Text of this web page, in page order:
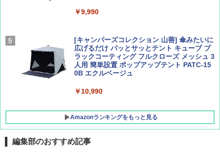
￥1,760
￥1,540
￥9,990
[キャンパーズコレクション 山善] 傘みたいに
広げるだけ パッとサッとテント キューブ ブ
ラックコーティング フルクローズ メッシュ 3
人用 簡単設置 ポップアップテント PATC-15
0B エクルベージュ
￥10,990
Amazonランキングをもっと見る
編集部のおすすめ記事